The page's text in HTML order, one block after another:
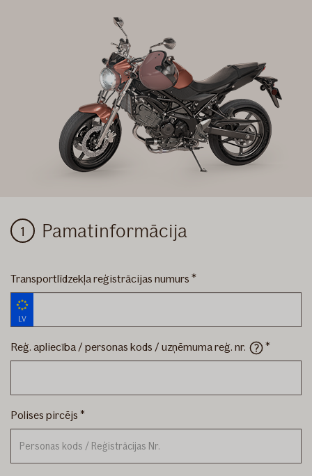
Motociklam
Pamatinformācija
Transportlīdzekļa reģistrācijas numurs
LV
Reģ. apliecība / personas kods / uzņēmuma reģ. nr.
Polises pircējs